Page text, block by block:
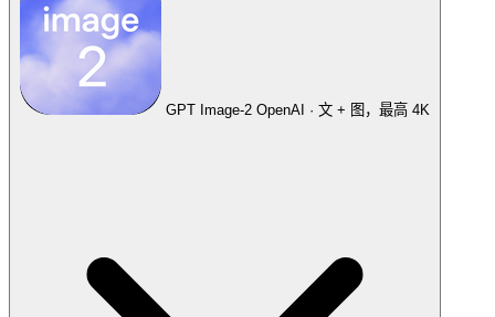
GPT Image-2 OpenAI · 文 + 图，最高 4K